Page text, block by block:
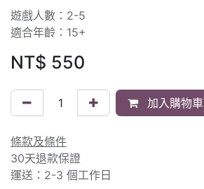
遊戲人數：2-5
適合年齡：15+
NT$ 550
加入購物車
條款及條件
30天退款保證
運送：2-3 個工作日